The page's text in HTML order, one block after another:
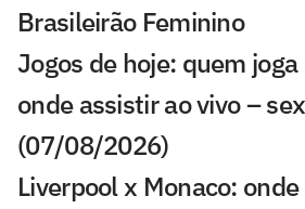
Brasileirão Feminino
Jogos de hoje: quem
onde assistir ao vivo –
(07/08/2026)
Liverpool x Monaco: